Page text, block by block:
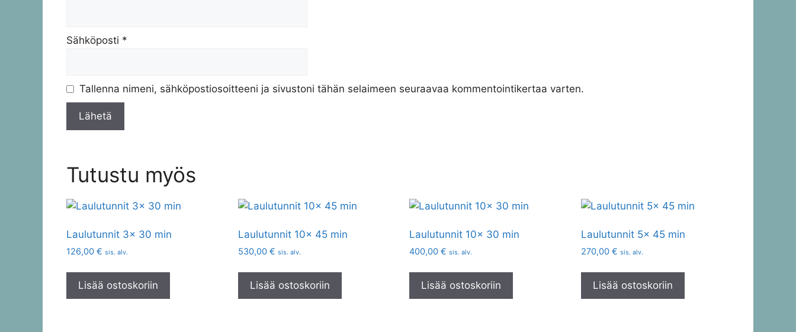
Sähköposti *
Tallenna nimeni, sähköpostiosoitteeni ja sivustoni tähän selaimeen seuraavaa kommentointikertaa varten.
Tutustu myös
Laulutunnit 3x 30 min
126,00 € sis. alv.
Lisää ostoskoriin
Laulutunnit 10x 45 min
530,00 € sis. alv.
Lisää ostoskoriin
Laulutunnit 10x 30 min
400,00 € sis. alv.
Lisää ostoskoriin
Laulutunnit 5x 45 min
270,00 € sis. alv.
Lisää ostoskoriin